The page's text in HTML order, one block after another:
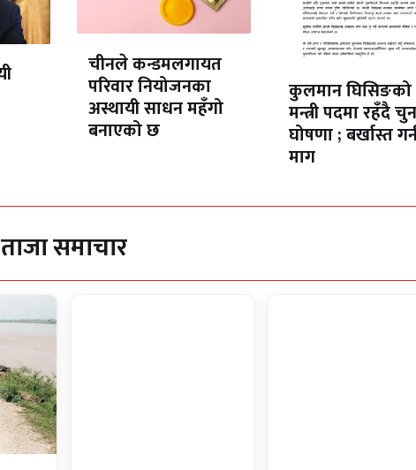
चीनले कन्डमलगायत
परिवार नियोजनका
अस्थायी साधन महँगो
बनाएको छ
कुलमान घिसिङको
मन्त्री पदमा रहँदै
घोषणा ; बर्खास्त
माग
ताजा समाचार